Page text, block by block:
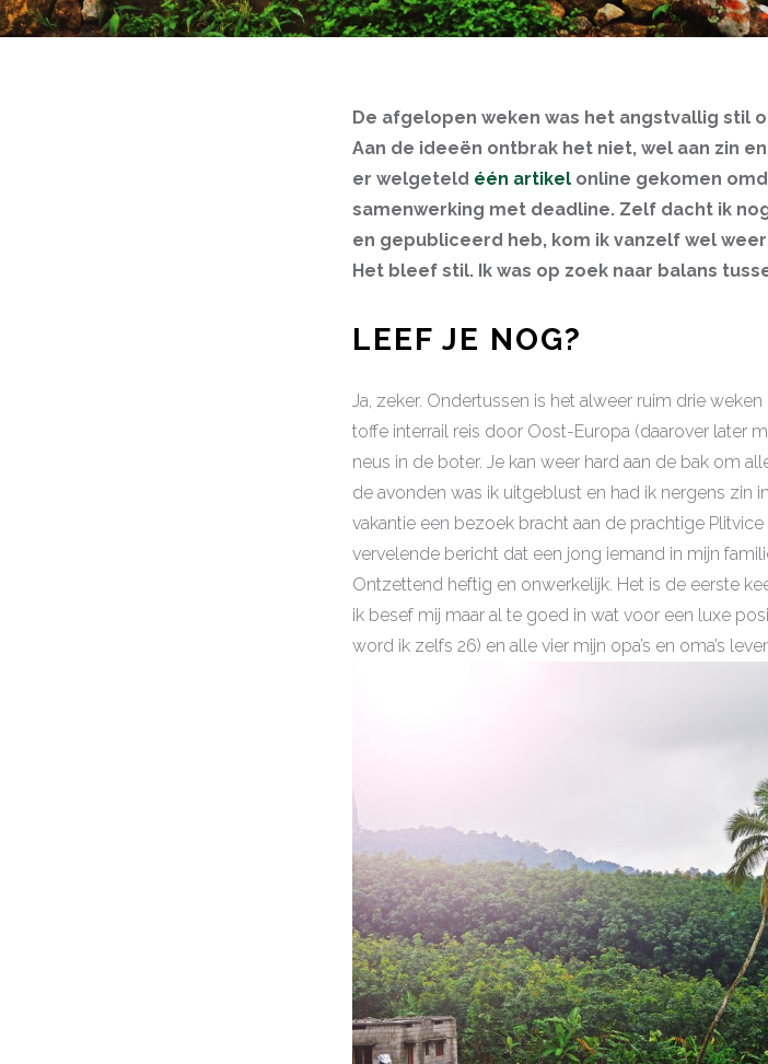
De afgelopen weken was het angstvallig stil
Aan de ideeën ontbrak het niet, wel aan zin
er welgeteld één artikel online gekomen
samenwerking met deadline. Zelf dacht ik
en gepubliceerd heb, kom ik vanzelf wel
Het bleef stil. Ik was op zoek naar balans
LEEF JE NOG?
Ja, zeker. Ondertussen is het alweer ruim drie
toffe interrail reis door Oost-Europa (daarover later
neus in de boter. Je kan weer hard aan de bak om
de avonden was ik uitgeblust en had ik nergens zin
vakantie een bezoek bracht aan de prachtige
vervelende bericht dat een jong iemand in mijn
Ontzettend heftig en onwerkelijk. Het is de eerste
ik besef mij maar al te goed in wat voor een luxe
word ik zelfs 26) en alle vier mijn opa’s en oma’s